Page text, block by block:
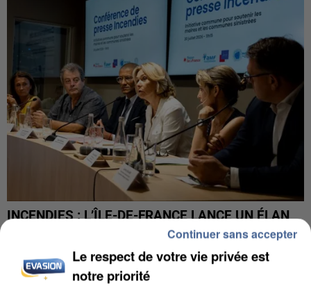
INCENDIES : L’ÎLE-DE-FRANCE LANCE UN ÉLAN
DE SOLIDARITÉ AVEC LES...
Le respect de votre vie privée est
notre priorité
Continuer sans accepter